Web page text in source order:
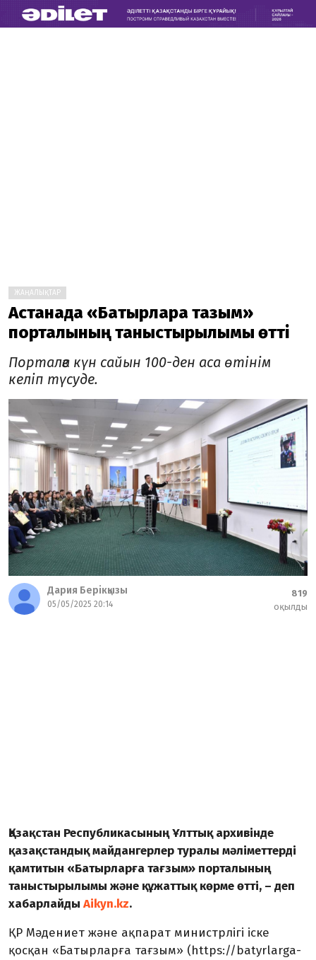
ЖАҢАЛЫҚТАР
Астанада «Батырларға тағзым»
порталының таныстырылымы өтті
Порталға күн сайын 100-ден аса өтінім
келіп түсуде.
Дария Берікқызы
05/05/2025 20:14
819
оқылды
Қазақстан Республикасының Ұлттық архивінде
қазақстандық майдангерлер туралы мәліметтерді
қамтитын «Батырларға тағзым» порталының
таныстырылымы және құжаттық көрме өтті, – деп
хабарлайды Aikyn.kz.
ҚР Мәдениет және ақпарат министрлігі іске
қосқан «Батырларға тағзым» (https://batyrlarga-